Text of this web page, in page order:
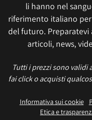
li hanno nel
riferimento italiano
del futuro. Preparatevi
articoli, news,
Tutti i prezzi sono validi
fai click o acquisti
Informativa sui cookie
Etica e